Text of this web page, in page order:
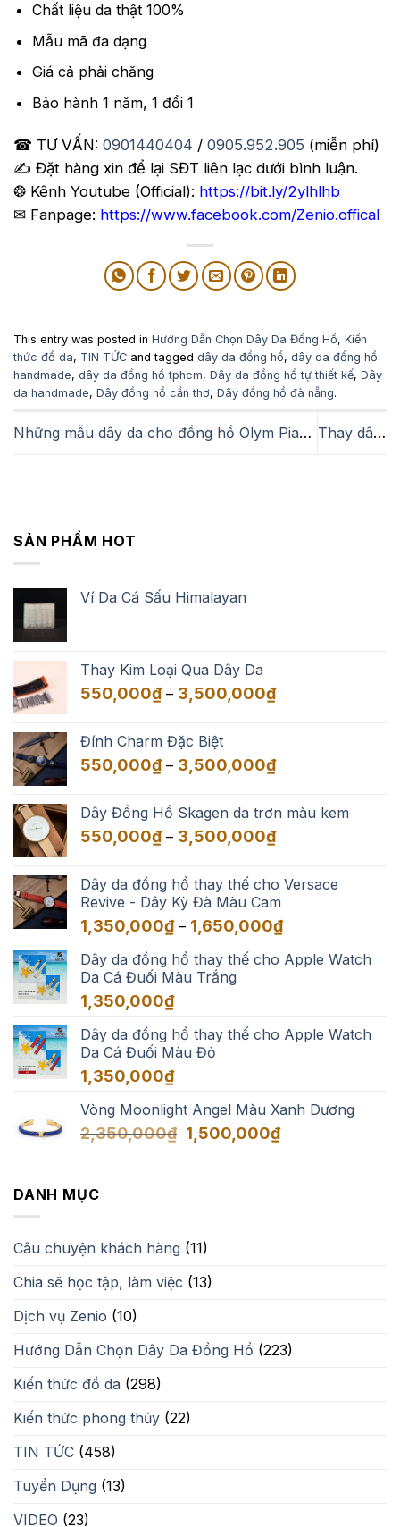
Chất liệu da thật 100%
Mẫu mã đa dạng
Giá cả phải chăng
Bảo hành 1 năm, 1 đổi 1
☎ TƯ VẤN: 0901440404 / 0905.952.905 (miễn phí)
✍️ Đặt hàng xin để lại SĐT liên lạc dưới bình luận.
❂ Kênh Youtube (Official): https://bit.ly/2ylhlhb
✉ Fanpage: https://www.facebook.com/Zenio.offical
This entry was posted in Hướng Dẫn Chọn Dây Da Đồng Hồ, Kiến
thức đồ da, TIN TỨC and tagged dây da đồng hồ, dây da đồng hồ
handmade, dây da đồng hồ tphcm, Dây da đồng hồ tự thiết kế, Dây
da handmade, Dây đồng hồ cần thơ, Dây đồng hồ đà nẵng.
Những mẫu dây da cho đồng hồ Olym Pianus Thay dây da cho đồng hồ Reef Tiger
SẢN PHẨM HOT
Ví Da Cá Sấu Himalayan
Thay Kim Loại Qua Dây Da
550,000₫ – 3,500,000₫Khoảng
đến
Đính Charm Đặc Biệt
550,000₫ – 3,500,000₫Khoảng
550,000₫
đến
Dây Đồng Hồ Skagen da trơn màu kem
550,000₫ – 3,500,000₫Khoảng
550,000₫
đến
3,500,000₫
Dây da đồng hồ thay thế cho Versace
Revive - Dây Kỳ Đà Màu Cam
1,350,000₫ – 1,650,000₫Khoảng
từ
Dây da đồng hồ thay thế cho Apple Watch
Da Cá Đuối Màu Trắng
1,350,000₫
Dây da đồng hồ thay thế cho Apple Watch
Da Cá Đuối Màu Đỏ
1,350,000₫
Vòng Moonlight Angel Màu Xanh Dương
2,350,000₫ Giá
1,500,000₫Giá
DANH MỤC
Câu chuyện khách hàng (11)
Chia sẽ học tập, làm việc (13)
Dịch vụ Zenio (10)
Hướng Dẫn Chọn Dây Da Đồng Hồ (223)
Kiến thức đồ da (298)
Kiến thức phong thủy (22)
TIN TỨC (458)
Tuyển Dụng (13)
VIDEO (23)